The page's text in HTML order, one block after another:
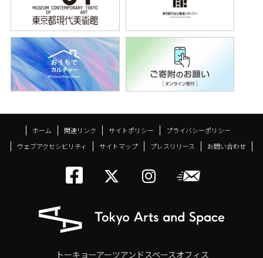
ホーム 関連リンク サイトポリシー
プライバシーポリシー
ウェブアクセシビリティ
サイトマップ プレスリリース お問い合わせ
トーキョーアーツ
メールニ
トーキョーアーツアンドスペースオフィス